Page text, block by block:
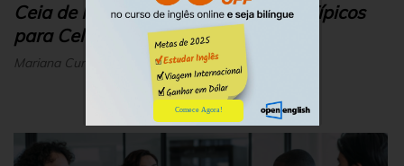
Ceia de Natal Americana: 8 Pratos Típicos
para Celebrar 🍗🥧
Mariana Curotto | 5 novembro, 2025
Comece Agora!